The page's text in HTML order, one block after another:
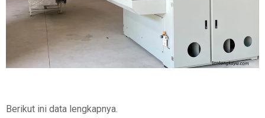
Berikut ini data lengkapnya.